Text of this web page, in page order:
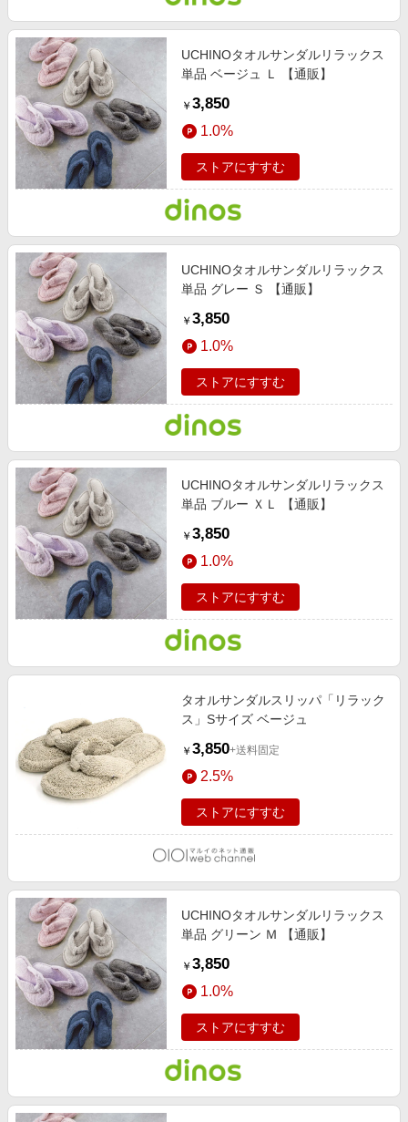
UCHINOタオルサンダルリラックス
単品 ベージュ Ｌ 【通販】
￥ 3,850
1.0%
ストアにすすむ
UCHINOタオルサンダルリラックス
単品 グレー Ｓ 【通販】
￥ 3,850
1.0%
ストアにすすむ
UCHINOタオルサンダルリラックス
単品 ブルー ＸＬ 【通販】
￥ 3,850
1.0%
ストアにすすむ
タオルサンダルスリッパ「リラック
ス」Sサイズ ベージュ
￥ 3,850+送料固定
2.5%
ストアにすすむ
UCHINOタオルサンダルリラックス
単品 グリーン Ｍ 【通販】
￥ 3,850
1.0%
ストアにすすむ